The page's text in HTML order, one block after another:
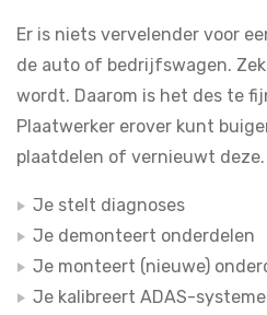
Er is niets vervelender voor
de auto of bedrijfswagen.
wordt. Daarom is het des te
Plaatwerker erover kunt
plaatdelen of vernieuwt deze.
Je stelt diagnoses
Je demonteert onderdelen
Je monteert (nieuwe)
Je kalibreert ADAS-